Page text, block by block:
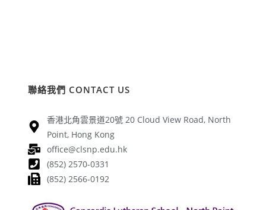
聯絡我們 CONTACT US
香港北角雲景道20號 20 Cloud View Road, North
Point, Hong Kong
office@clsnp.edu.hk
(852) 2570-0331
(852) 2566-0192